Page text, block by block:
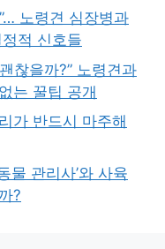
노령견 심장병과
적 신호들
찮을까?” 노령견과
는 꿀팁 공개
가 반드시 마주해
물 관리사’와 사육
?